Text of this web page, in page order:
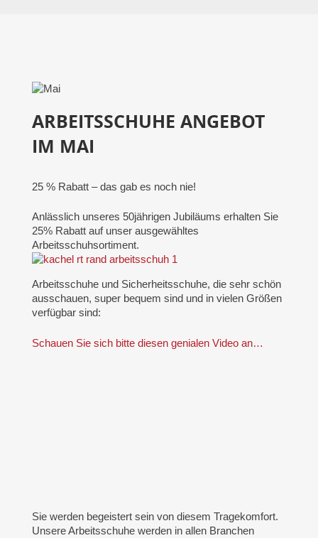
ARBEITSSCHUHE ANGEBOT
IM MAI
25 % Rabatt – das gab es noch nie!
Anlässlich unseres 50jährigen Jubiläums erhalten Sie
25% Rabatt auf unser ausgewähltes
Arbeitsschuhsortiment.
Arbeitsschuhe und Sicherheitsschuhe, die sehr schön
ausschauen, super bequem sind und in vielen Größen
verfügbar sind:
Schauen Sie sich bitte diesen genialen Video an…
Sie werden begeistert sein von diesem Tragekomfort.
Unsere Arbeitsschuhe werden in allen Branchen